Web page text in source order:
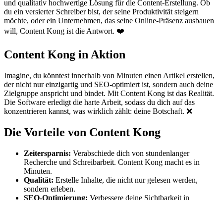
und qualitativ hochwertige Lösung für die Content-Erstellung. Ob
du ein versierter Schreiber bist, der seine Produktivität steigern
möchte, oder ein Unternehmen, das seine Online-Präsenz ausbauen
will, Content Kong ist die Antwort. ❤️
Content Kong in Aktion
Imagine, du könntest innerhalb von Minuten einen Artikel erstellen,
der nicht nur einzigartig und SEO-optimiert ist, sondern auch deine
Zielgruppe anspricht und bindet. Mit Content Kong ist das Realität.
Die Software erledigt die harte Arbeit, sodass du dich auf das
konzentrieren kannst, was wirklich zählt: deine Botschaft. ❌
Die Vorteile von Content Kong
Zeitersparnis: Verabschiede dich von stundenlanger
Recherche und Schreibarbeit. Content Kong macht es in
Minuten.
Qualität: Erstelle Inhalte, die nicht nur gelesen werden,
sondern erleben.
SEO-Optimierung: Verbessere deine Sichtbarkeit in